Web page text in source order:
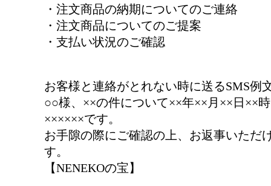
・注文商品の納期についてのご連絡
・注文商品についてのご提案
・支払い状況のご確認
お客様と連絡がとれない時に送るSMS例
○○様、××の件について××年××月××日××
××××××です。
お手隙の際にご確認の上、お返事いただ
す。
【NENEKOの宝】